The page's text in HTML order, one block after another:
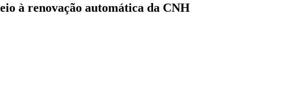
à renovação automática da CNH